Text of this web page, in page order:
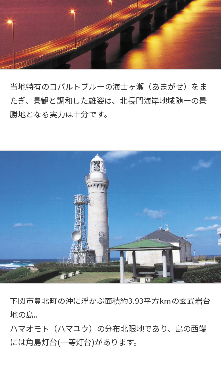
当地特有のコバルトブルーの海士ヶ瀬（あまがせ）をま
たぎ、景観と調和した雄姿は、北長門海岸地域随一の景
勝地となる実力は十分です。
下関市豊北町の沖に浮かぶ面積約3.93平方kmの玄武岩台
地の島。
ハマオモト（ハマユウ）の分布北限地であり、島の西端
には角島灯台(一等灯台)があります。